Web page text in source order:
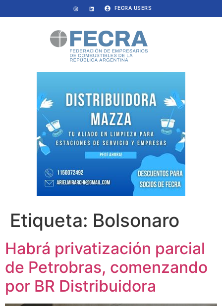
FECRA USERS
Etiqueta: Bolsonaro
Habrá privatización parcial
de Petrobras, comenzando
por BR Distribuidora